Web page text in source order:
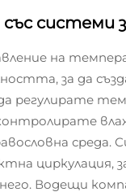
системи
на
за да
регулирате
Водещи